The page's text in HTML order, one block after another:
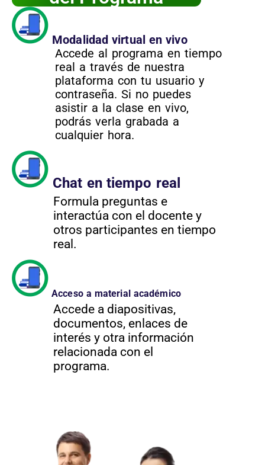
Modalidad virtual en vivo
Accede al programa en tiempo
real a través de nuestra
plataforma con tu usuario y
contraseña. Si no puedes
asistir a la clase en vivo,
podrás verla grabada a
cualquier hora.
Chat en tiempo real
Formula preguntas e
interactúa con el docente y
otros participantes en tiempo
real.
Acceso a material académico
Accede a diapositivas,
documentos, enlaces de
interés y otra información
relacionada con el
programa.